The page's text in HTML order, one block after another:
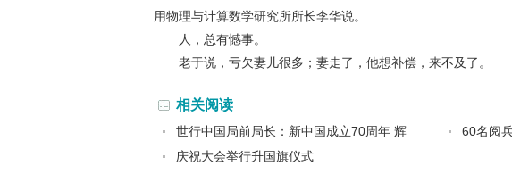
用物理与计算数学研究所所长李华说。
人，总有憾事。
老于说，亏欠妻儿很多；妻走了，他想补偿，来不及了。
相关阅读
世行中国局前局长：新中国成立70周年 辉
60名阅
庆祝大会举行升国旗仪式